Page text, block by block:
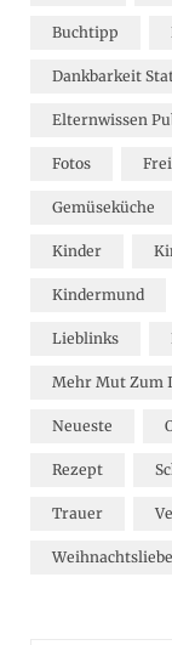
Buchtipp
Dankbarkeit
Elternwissen
Fotos
Gemüseküche
Kinder
Kindermund
Lieblinks
Mehr Mut Zum
Neueste
Rezept
Trauer
Weihnachtsliebe